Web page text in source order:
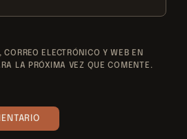
ELECTRÓNICO Y WEB EN
LA PRÓXIMA VEZ QUE COMENTE.